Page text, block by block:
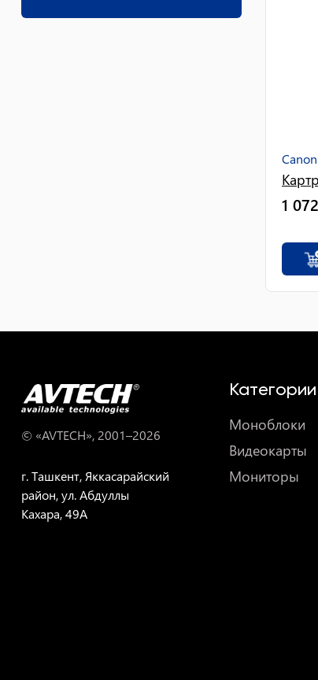
Canon
1
© «AVTECH», 2001–2026
г. Ташкент, Яккасарайский
район, ул. Абдуллы
Кахара, 49A
Категории
Моноблоки
Видеокарты
Мониторы